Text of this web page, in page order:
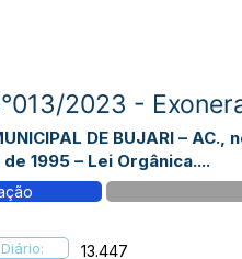
2023 -
DE BUJARI –
1995 – Lei Orgânica....
13.447